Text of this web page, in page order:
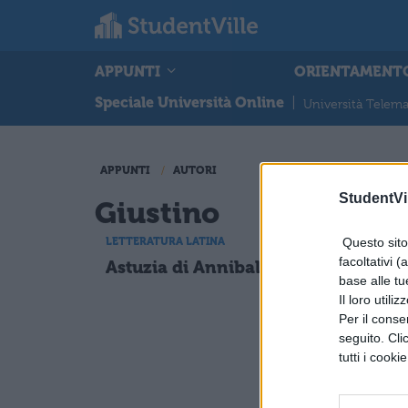
Questo
facoltativi
base alle
Il loro
Per il
seguito.
tutti i
APPUNTI
Speciale Università Online
Università
APPUNTI AUTORI
Giustino
LETTERATURA LATINA
Astuzia di Annibale
Gli